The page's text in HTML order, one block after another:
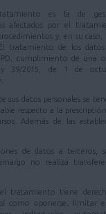
es la de
afectados por el
y, en su
tratamiento de los datos
cumplimiento de una
39/2015, de 1 de
sus datos personales se
respecto a la
Además de las
de datos a terceros,
no realiza
tratamiento tiene
como oponerse, limitar